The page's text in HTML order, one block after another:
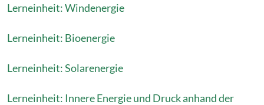
Lerneinheit: Windenergie
Lerneinheit: Bioenergie
Lerneinheit: Solarenergie
Lerneinheit: Innere Energie und Druck anhand der